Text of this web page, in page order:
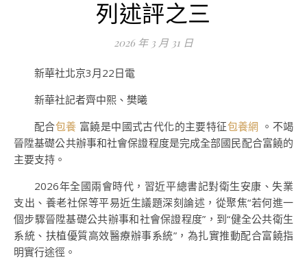
列述評之三
2026 年 3 月 31 日
新華社北京3月22日電
新華社記者齊中熙、樊曦
配合包養 富饒是中國式古代化的主要特征包養網 。不竭
晉陞基礎公共辦事和社會保證程度是完成全部國民配合富饒的
主要支持。
2026年全國兩會時代，習近平總書記對衛生安康、失業
支出、養老社保等平易近生議題深刻論述，從聚焦“若何進一
個步驟晉陞基礎公共辦事和社會保證程度”，到“健全公共衛生
系統、扶植優質高效醫療辦事系統”，為扎實推動配合富饒指
明實行途徑。